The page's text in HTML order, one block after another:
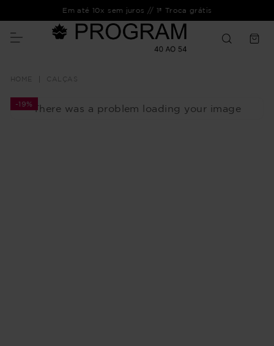
Em até 10x sem juros // 1ª Troca grátis
CALÇAS
There was a problem loading your image
-19%